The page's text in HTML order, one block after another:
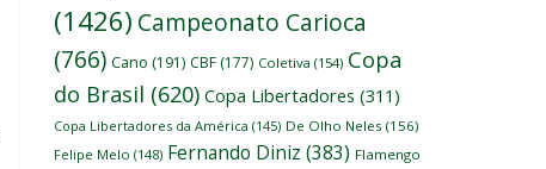
(1426) Campeonato Carioca
(766) Cano (191) CBF (177) Coletiva (154) Copa
do Brasil (620) Copa Libertadores (311)
Copa Libertadores da América (145) De Olho Neles (156)
Felipe Melo (148) Fernando Diniz (383) Flamengo